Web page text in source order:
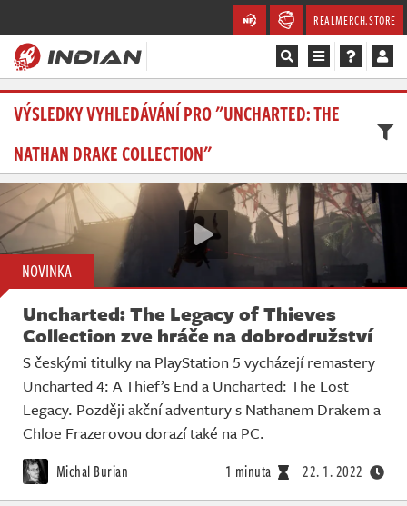
REALMERCH.STORE
Magazín
Recenze
Videa
Soutěže
Databáze
Komunita
Redakce
Živě
VÝSLEDKY VYHLEDÁVÁNÍ PRO "UNCHARTED: THE
NATHAN DRAKE COLLECTION"
NOVINKA
Uncharted: The Legacy of Thieves
Collection zve hráče na dobrodružství
S českými titulky na PlayStation 5 vycházejí remastery
Uncharted 4: A Thief’s End a Uncharted: The Lost
Legacy. Později akční adventury s Nathanem Drakem a
Chloe Frazerovou dorazí také na PC.
Michal Burian 1 minuta 22. 1. 2022